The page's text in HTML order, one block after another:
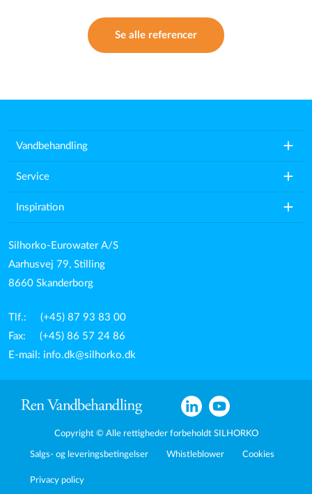
Se alle referencer
Vandbehandling add
Service add
Inspiration add
Silhorko-Eurowater A/S
Aarhusvej 79, Stilling
8660 Skanderborg
Tlf.: (+45) 87 93 83 00
Fax: (+45) 86 57 24 86
E-mail: info.dk@silhorko.dk
Copyright © Alle rettigheder forbeholdt SILHORKO
Salgs- og leveringsbetingelser Whistleblower Cookies
Privacy policy